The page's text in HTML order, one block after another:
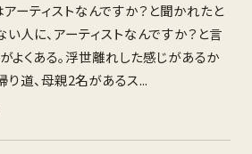
ーティストなんですか？と聞かれたと
い人に、アーティストなんですか？と言
よくある。浮世離れした感じがあるか
り道、母親2名があるス...